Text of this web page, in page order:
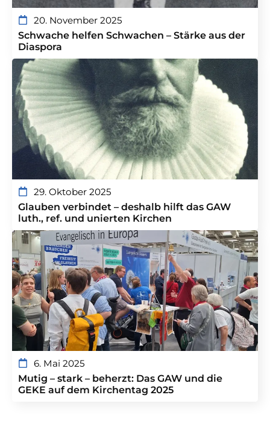
20. November 2025
Schwache helfen Schwachen – Stärke aus der
Diaspora
29. Oktober 2025
Glauben verbindet – deshalb hilft das GAW
luth., ref. und unierten Kirchen
6. Mai 2025
Mutig – stark – beherzt: Das GAW und die
GEKE auf dem Kirchentag 2025